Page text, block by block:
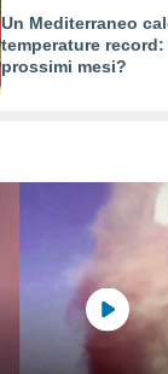
Un Mediterraneo
temperature
prossimi mesi?